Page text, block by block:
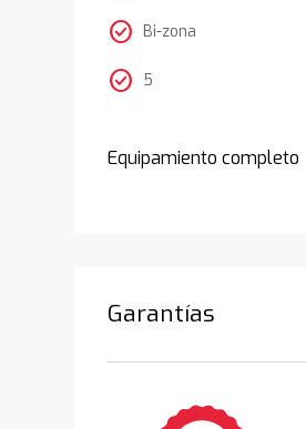
check_circle Bi-zona
check_circle 5
Equipamiento completo
Garantías